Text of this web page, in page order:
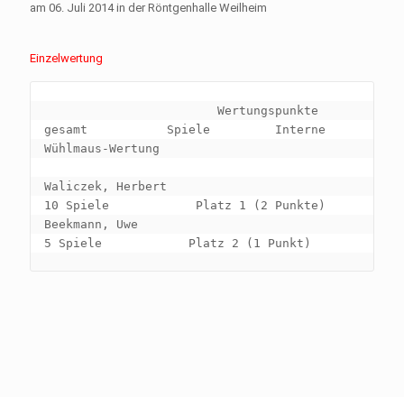
am 06. Juli 2014 in der Röntgenhalle Weilheim
Einzelwertung
gesamt           Spiele         Interne
Wühlmaus-Wertung
Waliczek, Herbert
10 Spiele            Platz 1 (2 Punkte)
Beekmann, Uwe